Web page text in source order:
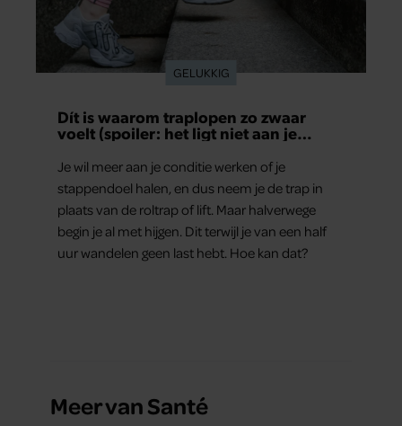
GELUKKIG
Dít is waarom traplopen zo zwaar
voelt (spoiler: het ligt niet aan je
Je wil meer aan je conditie werken of je
stappendoel halen, en dus neem je de trap in
plaats van de roltrap of lift. Maar halverwege
begin je al met hijgen. Dit terwijl je van een half
uur wandelen geen last hebt. Hoe kan dat?
Meer van Santé